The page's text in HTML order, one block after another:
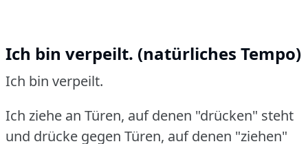
Ich bin verpeilt. (natürliches Tempo)
Ich bin verpeilt.
Ich ziehe an Türen, auf denen "drücken" steht
und drücke gegen Türen, auf denen "ziehen"